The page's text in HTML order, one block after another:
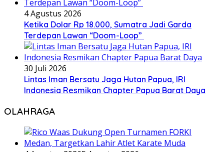
4 Agustus 2026
Ketika Dolar Rp 18.000, Sumatra Jadi Garda
Terdepan Lawan “Doom-Loop”
30 Juli 2026
Lintas Iman Bersatu Jaga Hutan Papua, IRI
Indonesia Resmikan Chapter Papua Barat Daya
OLAHRAGA